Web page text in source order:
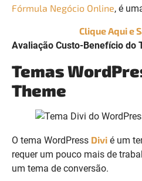
Fórmula Negócio Online, é
Clique Aqui e
Avaliação Custo-Benefício do
Temas
Theme
O tema WordPress Divi é um
requer um pouco mais de
um tema de conversão.